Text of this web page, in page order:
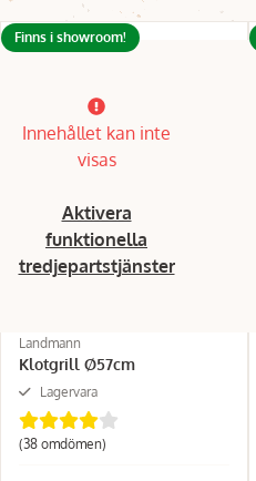
Innehållet kan inte
visas
Aktivera
funktionella
tredjepartstjänster
Landmann
Klotgrill Ø57cm
Lagervara
(38 omdömen)
Finns i showroom!